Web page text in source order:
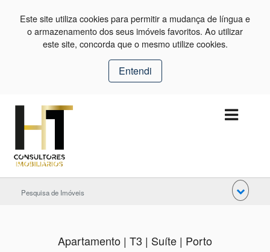
Este site utiliza cookies para permitir a mudança de língua e
o armazenamento dos seus imóveis favoritos. Ao utilizar
este site, concorda que o mesmo utilize cookies.
Entendi
Pesquisa de Imóveis
Apartamento | T3 | Suíte | Porto